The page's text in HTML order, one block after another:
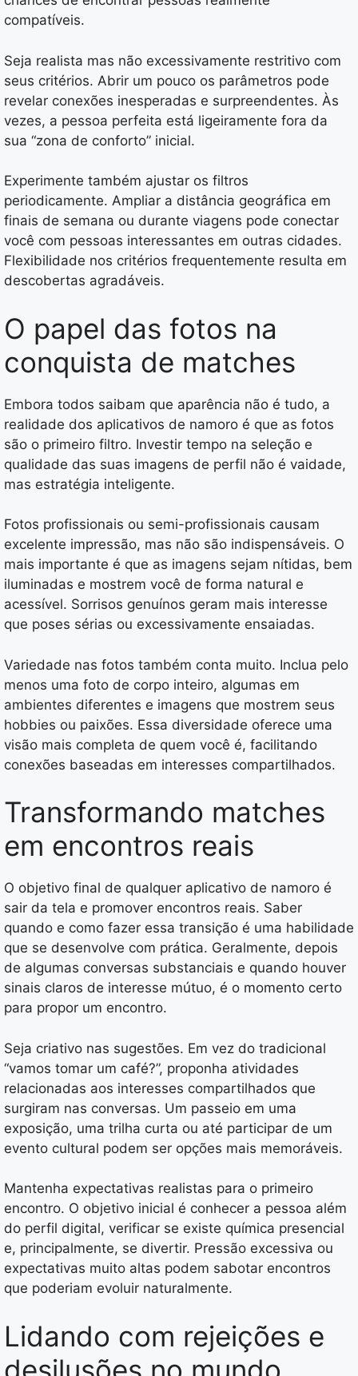
compatíveis.
Seja realista mas não excessivamente restritivo com
seus critérios. Abrir um pouco os parâmetros pode
revelar conexões inesperadas e surpreendentes. Às
vezes, a pessoa perfeita está ligeiramente fora da
sua “zona de conforto” inicial.
Experimente também ajustar os filtros
periodicamente. Ampliar a distância geográfica em
finais de semana ou durante viagens pode conectar
você com pessoas interessantes em outras cidades.
Flexibilidade nos critérios frequentemente resulta em
descobertas agradáveis.
O papel das fotos na
conquista de matches
Embora todos saibam que aparência não é tudo, a
realidade dos aplicativos de namoro é que as fotos
são o primeiro filtro. Investir tempo na seleção e
qualidade das suas imagens de perfil não é vaidade,
mas estratégia inteligente.
Fotos profissionais ou semi-profissionais causam
excelente impressão, mas não são indispensáveis. O
mais importante é que as imagens sejam nítidas, bem
iluminadas e mostrem você de forma natural e
acessível. Sorrisos genuínos geram mais interesse
que poses sérias ou excessivamente ensaiadas.
Variedade nas fotos também conta muito. Inclua pelo
menos uma foto de corpo inteiro, algumas em
ambientes diferentes e imagens que mostrem seus
hobbies ou paixões. Essa diversidade oferece uma
visão mais completa de quem você é, facilitando
conexões baseadas em interesses compartilhados.
Transformando matches
em encontros reais
O objetivo final de qualquer aplicativo de namoro é
sair da tela e promover encontros reais. Saber
quando e como fazer essa transição é uma habilidade
que se desenvolve com prática. Geralmente, depois
de algumas conversas substanciais e quando houver
sinais claros de interesse mútuo, é o momento certo
para propor um encontro.
Seja criativo nas sugestões. Em vez do tradicional
“vamos tomar um café?”, proponha atividades
relacionadas aos interesses compartilhados que
surgiram nas conversas. Um passeio em uma
exposição, uma trilha curta ou até participar de um
evento cultural podem ser opções mais memoráveis.
Mantenha expectativas realistas para o primeiro
encontro. O objetivo inicial é conhecer a pessoa além
do perfil digital, verificar se existe química presencial
e, principalmente, se divertir. Pressão excessiva ou
expectativas muito altas podem sabotar encontros
que poderiam evoluir naturalmente.
Lidando com rejeições e